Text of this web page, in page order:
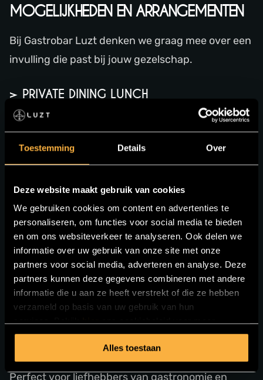
Toestemming Details Over
Deze website maakt gebruik van cookies
We gebruiken cookies om content en advertenties te
personaliseren, om functies voor social media te bieden
en om ons websiteverkeer te analyseren. Ook delen we
informatie over uw gebruik van onze site met onze
partners voor social media, adverteren en analyse. Deze
partners kunnen deze gegevens combineren met andere
informatie die u aan ze heeft verstrekt of die ze hebben
verzameld op basis van uw gebruik van hun
informatie.
Alles toestaan
MOGELIJKHEDEN EN ARRANGEMENTEN
Bij Gastrobar Luzt denken we graag mee over een
invulling die past bij jouw gezelschap.
> PRIVATE DINING LUNCH
Ideaal voor zakelijke bijeenkomsten, babyshowers
Geniet van een avondvullend diner in een
exclusieve setting.
> SHARED DINING PRIVATE DINING
Onze populairste optie waarbij verschillende
gerechten worden geserveerd om samen te
> PRIVATE DINING MET WIJNARRANGEMENT
Perfect voor liefhebbers van gastronomie en